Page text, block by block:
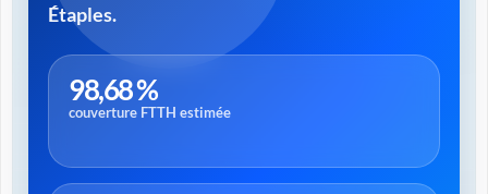
Étaples.
98,68 %
couverture FTTH estimée